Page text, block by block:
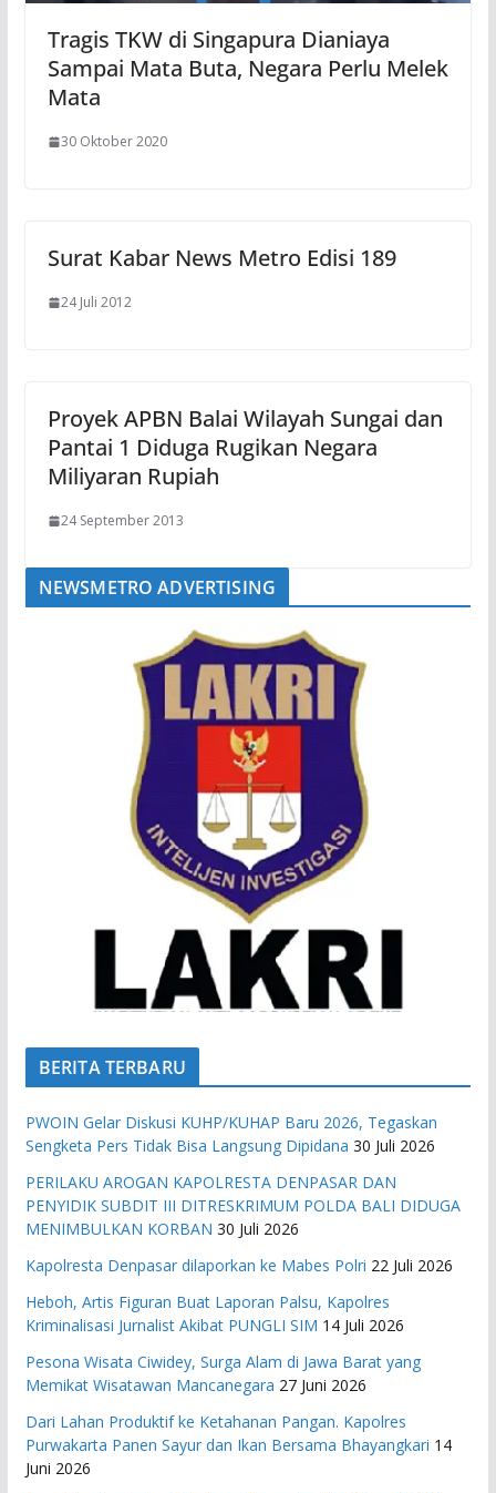
Tragis TKW di Singapura Dianiaya
Sampai Mata Buta, Negara Perlu Melek
Mata
30 Oktober 2020
Surat Kabar News Metro Edisi 189
24 Juli 2012
Proyek APBN Balai Wilayah Sungai dan
Pantai 1 Diduga Rugikan Negara
Miliyaran Rupiah
24 September 2013
NEWSMETRO ADVERTISING
BERITA TERBARU
PWOIN Gelar Diskusi KUHP/KUHAP Baru 2026, Tegaskan
Sengketa Pers Tidak Bisa Langsung Dipidana 30 Juli 2026
PERILAKU AROGAN KAPOLRESTA DENPASAR DAN
PENYIDIK SUBDIT III DITRESKRIMUM POLDA BALI DIDUGA
MENIMBULKAN KORBAN 30 Juli 2026
Kapolresta Denpasar dilaporkan ke Mabes Polri 22 Juli 2026
Heboh, Artis Figuran Buat Laporan Palsu, Kapolres
Kriminalisasi Jurnalist Akibat PUNGLI SIM 14 Juli 2026
Pesona Wisata Ciwidey, Surga Alam di Jawa Barat yang
Memikat Wisatawan Mancanegara 27 Juni 2026
Dari Lahan Produktif ke Ketahanan Pangan. Kapolres
Purwakarta Panen Sayur dan Ikan Bersama Bhayangkari 14
Juni 2026